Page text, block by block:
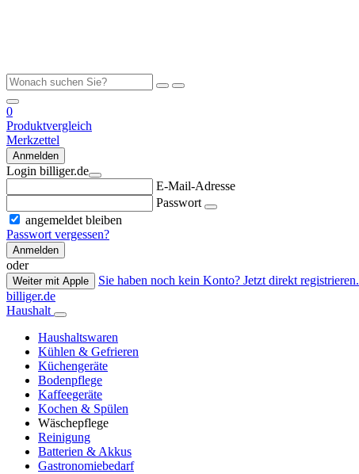
0
Produktvergleich
Merkzettel
Anmelden
Login billiger.de
E-Mail-Adresse
Passwort
angemeldet bleiben
Passwort vergessen?
Anmelden
oder
Weiter mit Apple
Sie haben noch kein Konto? Jetzt direkt registrieren.
billiger.de
Haushalt
Haushaltswaren
Kühlen & Gefrieren
Küchengeräte
Bodenpflege
Kaffeegeräte
Kochen & Spülen
Wäschepflege
Reinigung
Batterien & Akkus
Gastronomiebedarf